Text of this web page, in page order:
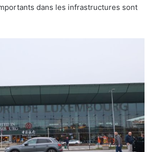
dans les infrastructures sont